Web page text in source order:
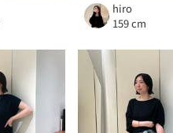
hiro
159 cm